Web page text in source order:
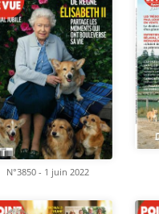
N°3850 - 1 juin 2022